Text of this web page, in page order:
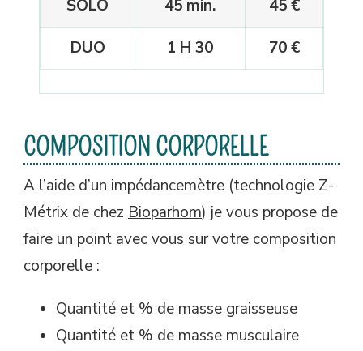
SOLO 45 min.
45 €
DUO
1 H 30 70 €
COMPOSITION CORPORELLE
A l’aide d’un impédancemètre (technologie Z-
Métrix de chez Bioparhom) je vous propose de
faire un point avec vous sur votre composition
corporelle :
Quantité et % de masse graisseuse
Quantité et % de masse musculaire